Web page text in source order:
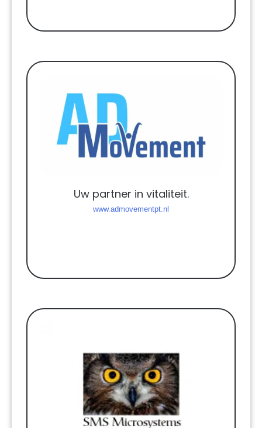
Uw partner in vitaliteit.
www.admovementpt.nl